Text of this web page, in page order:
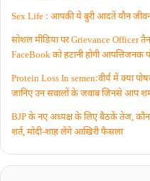
Sex Life : आपकी ये बुरी आदतें याैन
सोशल मीडिया पर Grievance Officer
FaceBook को हटानी होगी आपत्तिजनक
Protein Loss In semen:वीर्य में क्या
जानिए उन सवालों के जवाब जिनसे आप
BJP के नए अध्यक्ष के लिए बैठकें तेज, कौन
शर्त, मोदी-शाह लेंगे आखिरी फैसला